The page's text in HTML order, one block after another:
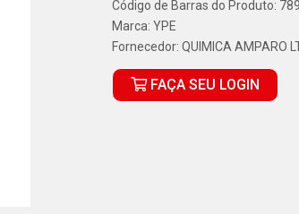
Código de Barras do Produto:
Marca: YPE
Fornecedor: QUIMICA AMPARO
FAÇA SEU LOGIN